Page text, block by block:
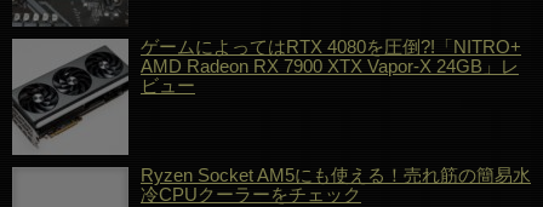
ゲームによってはRTX 4080を圧倒?!「NITRO+
AMD Radeon RX 7900 XTX Vapor-X 24GB」レ
ビュー
Ryzen Socket AM5にも使える！売れ筋の簡易水
冷CPUクーラーをチェック